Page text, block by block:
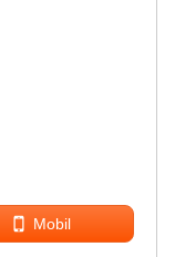
Mobil